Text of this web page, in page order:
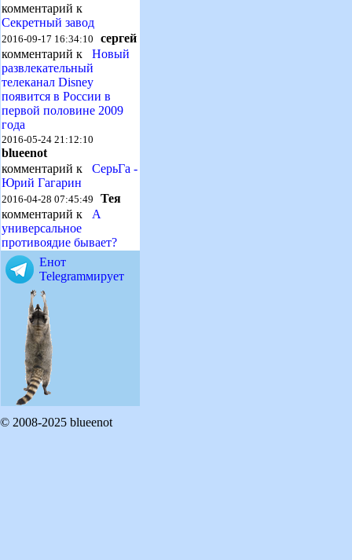
комментарий к
Секретный завод
2016-09-17 16:34:10 сергей
комментарий к Новый
развлекательный
телеканал Disney
появится в России в
первой половине 2009
года
2016-05-24 21:12:10
blueenot
комментарий к СерьГа -
Юрий Гагарин
2016-04-28 07:45:49 Тея
комментарий к А
универсальное
противоядие бывает?
Енот
Telegramмирует
© 2008-2025 blueenot